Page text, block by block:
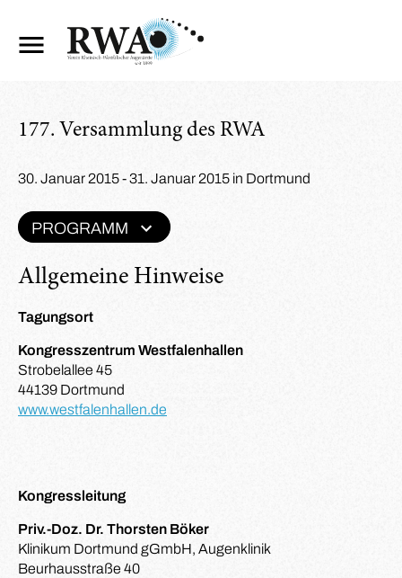
177. Versammlung des RWA
Allgemeine Hinweise
Tagungsort
Kongresszentrum Westfalenhallen
Strobelallee 45
44139 Dortmund
www.westfalenhallen.de
Kongressleitung
Priv.-Doz. Dr. Thorsten Böker
Klinikum Dortmund gGmbH, Augenklinik
Beurhausstraße 40
30. Januar 2015 - 31. Januar 2015 in Dortmund
PROGRAMM